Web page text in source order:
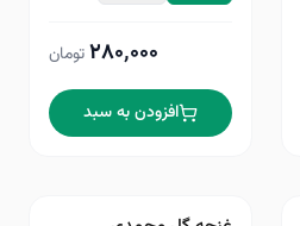
۲۸۰٬۰۰۰تومان
افزودن به سبد